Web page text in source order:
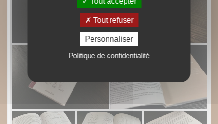
Tout refuser
Personnaliser
Politique de confidentialité